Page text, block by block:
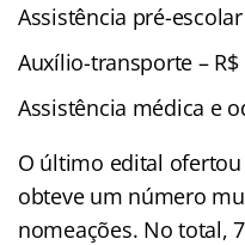
Assistência pré-escolar
Auxílio-transporte – R$
Assistência médica e
O último edital
obteve um número
nomeações. No total,